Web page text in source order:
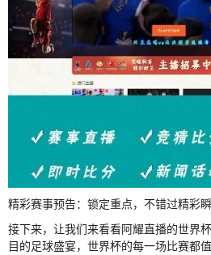
精彩赛事预告：锁定重点，不错过精彩
接下来，让我们来看看阿耀直播的世界
目的足球盛宴，世界杯的每一场比赛都